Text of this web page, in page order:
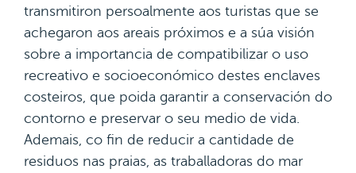
transmitiron persoalmente aos turistas que se
achegaron aos areais próximos e a súa visión
sobre a importancia de compatibilizar o uso
recreativo e socioeconómico destes enclaves
costeiros, que poida garantir a conservación do
contorno e preservar o seu medio de vida.
Ademais, co fin de reducir a cantidade de
residuos nas praias, as traballadoras do mar